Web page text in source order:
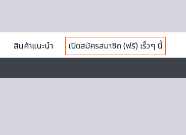
สินค้าแนะนำ
เปิดสมัครสมาชิก (ฟรี) เร็วๆ นี้